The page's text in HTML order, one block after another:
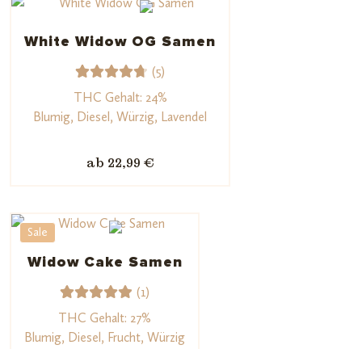
ewertun
White Widow OG Samen
Bewerte
t mit
basieren
5
ewertun
(5)
THC Gehalt: 24%
Blumig, Diesel, Würzig, Lavendel
ab 22,99 €
Sale
Widow Cake Samen
Bewerte
t mit
1
(1)
THC Gehalt: 27%
Blumig, Diesel, Frucht, Würzig